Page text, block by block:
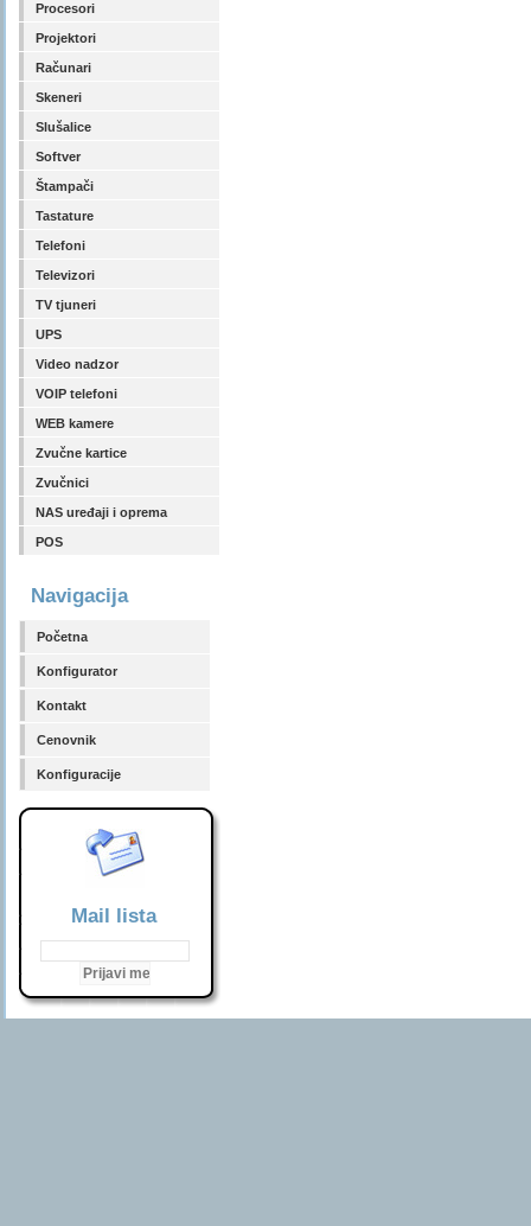
Procesori
Projektori
Računari
Skeneri
Slušalice
Softver
Štampači
Tastature
Telefoni
Televizori
TV tjuneri
UPS
Video nadzor
VOIP telefoni
WEB kamere
Zvučne kartice
Zvučnici
NAS uređaji i oprema
POS
Navigacija
Početna
Konfigurator
Kontakt
Cenovnik
Konfiguracije
Mail lista